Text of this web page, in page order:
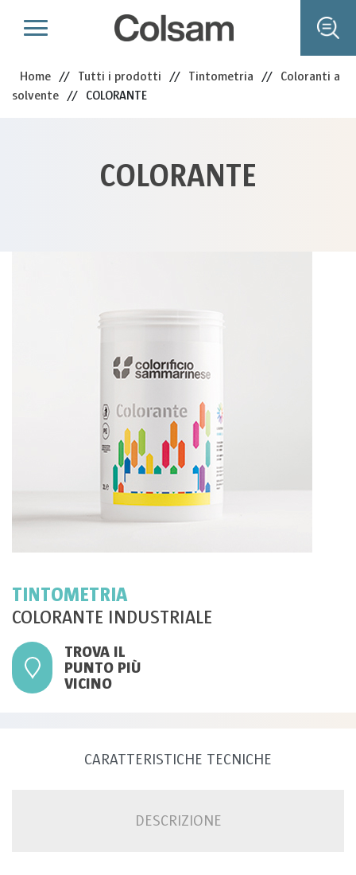
Home // Tutti i prodotti // Tintometria // Coloranti a
solvente // COLORANTE
COLORANTE
TINTOMETRIA
COLORANTE INDUSTRIALE
TROVA IL
PUNTO PIÙ
VICINO
CARATTERISTICHE TECNICHE
DESCRIZIONE